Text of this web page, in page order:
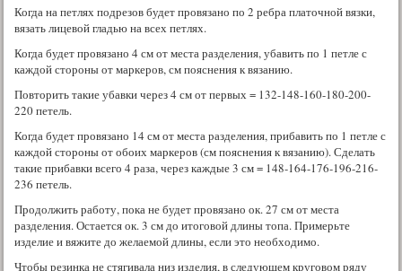
Когда на петлях подрезов будет провязано по 2 ребра платочной вязки,
вязать лицевой гладью на всех петлях.
Когда будет провязано 4 см от места разделения, убавить по 1 петле с
каждой стороны от маркеров, см пояснения к вязанию.
Повторить такие убавки через 4 см от первых = 132-148-160-180-200-
220 петель.
Когда будет провязано 14 см от места разделения, прибавить по 1 петле с
каждой стороны от обоих маркеров (см пояснения к вязанию). Сделать
такие прибавки всего 4 раза, через каждые 3 см = 148-164-176-196-216-
236 петель.
Продолжить работу, пока не будет провязано ок. 27 см от места
разделения. Остается ок. 3 см до итоговой длины топа. Примерьте
изделие и вяжите до желаемой длины, если это необходимо.
Чтобы резинка не стягивала низ изделия, в следующем круговом ряду